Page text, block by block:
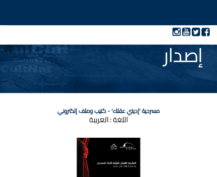
إصدار
مسرحية ‘إديني عقلك‘ - كتيب وملف إلكتروني
اللغة :العربية